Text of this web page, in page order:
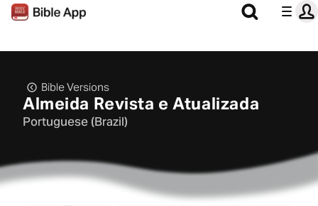
Bible Versions
Almeida Revista e Atualizada
Portuguese (Brazil)